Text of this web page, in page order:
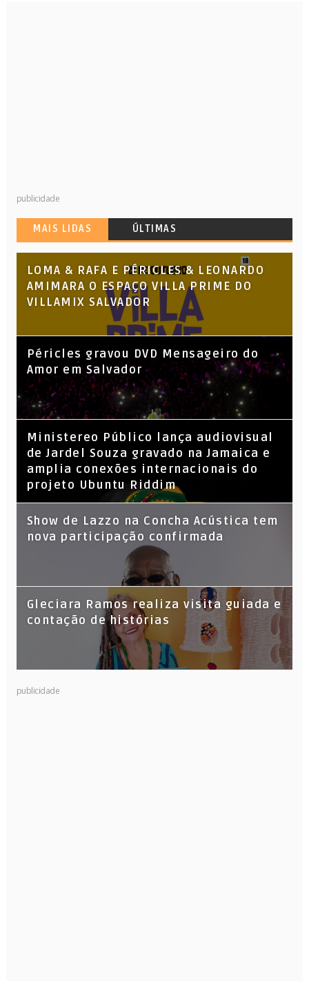
publicidade
MAIS LIDAS ÚLTIMAS
LOMA & RAFA E PÉRICLES & LEONARDO
AMIMARA O ESPAÇO VILLA PRIME DO
VILLAMIX SALVADOR
Péricles gravou DVD Mensageiro do
Amor em Salvador
​Ministereo Público lança audiovisual
de Jardel Souza gravado na Jamaica e
amplia conexões internacionais do
projeto Ubuntu Riddim
Show de Lazzo na Concha Acústica tem
nova participação confirmada
Gleciara Ramos realiza visita guiada e
contação de histórias
publicidade